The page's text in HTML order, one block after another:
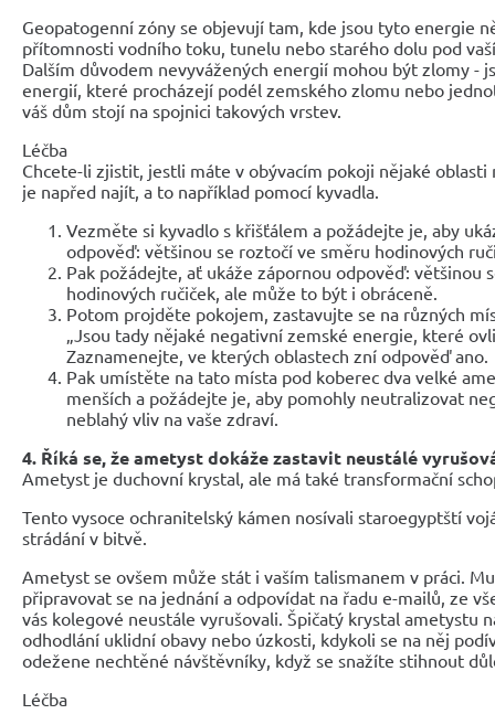
Geopatogenní zóny se objevují tam, kde jsou tyto energie
přítomnosti vodního toku, tunelu nebo starého dolu pod
Dalším důvodem nevyvážených energií mohou být zlomy -
energií, které procházejí podél zemského zlomu nebo
váš dům stojí na spojnici takových vrstev.
Léčba
Chcete-li zjistit, jestli máte v obývacím pokoji nějaké
je napřed najít, a to například pomocí kyvadla.
Vezměte si kyvadlo s křišťálem a požádejte je, aby
odpověď: většinou se roztočí ve směru hodinových
Pak požádejte, ať ukáže zápornou odpověď: většinou
hodinových ručiček, ale může to být i obráceně.
Potom projděte pokojem, zastavujte se na různých
„Jsou tady nějaké negativní zemské energie, které
Zaznamenejte, ve kterých oblastech zní odpověď ano.
Pak umístěte na tato místa pod koberec dva velké
menších a požádejte je, aby pomohly neutralizovat
neblahý vliv na vaše zdraví.
4. Říká se, že ametyst dokáže zastavit neustálé
Ametyst je duchovní krystal, ale má také transformační
Tento vysoce ochranitelský kámen nosívali staroegyptští
strádání v bitvě.
Ametyst se ovšem může stát i vaším talismanem v práci.
připravovat se na jednání a odpovídat na řadu e-mailů, ze
vás kolegové neustále vyrušovali. Špičatý krystal ametystu
odhodlání uklidní obavy nebo úzkosti, kdykoli se na něj
odežene nechtěné návštěvníky, když se snažíte stihnout
Léčba